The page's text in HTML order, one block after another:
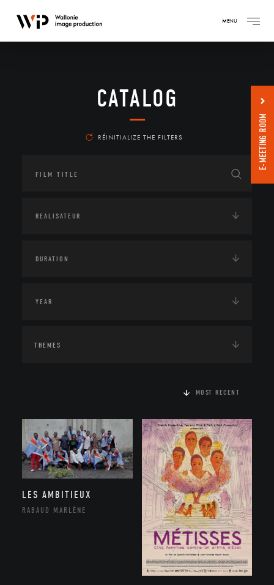
MENU
CATALOG
RÉINITIALIZE THE FILTERS
THEMES
MOST RECENT
LES AMBITIEUX
RABAUD MARLÈNE
E-MEETING ROOM